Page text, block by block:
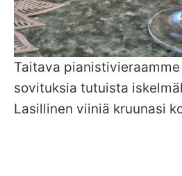
Taitava
sovituksia tutuista
Lasillinen viiniä kruunasi